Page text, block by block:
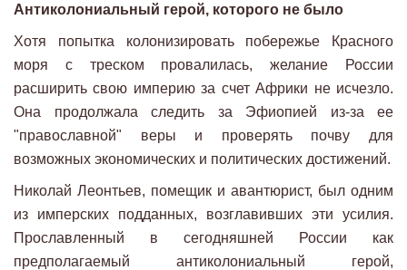
Антиколониальный герой, которого не было
Хотя попытка колонизировать побережье Красного
моря с треском провалилась, желание России
расширить свою империю за счет Африки не исчезло.
Она продолжала следить за Эфиопией из-за ее
"православной" веры и проверять почву для
возможных экономических и политических достижений.
Николай Леонтьев, помещик и авантюрист, был одним
из имперских подданных, возглавивших эти усилия.
Прославленный в сегодняшней России как
предполагаемый антиколониальный герой,